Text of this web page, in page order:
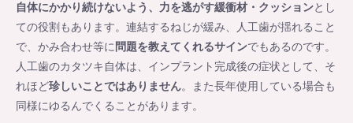
自体にかかり続けないよう、力を逃がす緩衝材・クッションとし
ての役割もあります。連結するねじが緩み、人工歯が揺れること
で、かみ合わせ等に 問題を教えてくれるサインでもあるのです。
人工歯のカタツキ自体は、インプラント完成後の症状として、そ
れほど珍しいことではありません。また長年使用している場合も
同様にゆるんでくることがあります。